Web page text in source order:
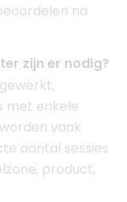
na
zijn er nodig?
met enkele
vaak
aantal sessies
product,